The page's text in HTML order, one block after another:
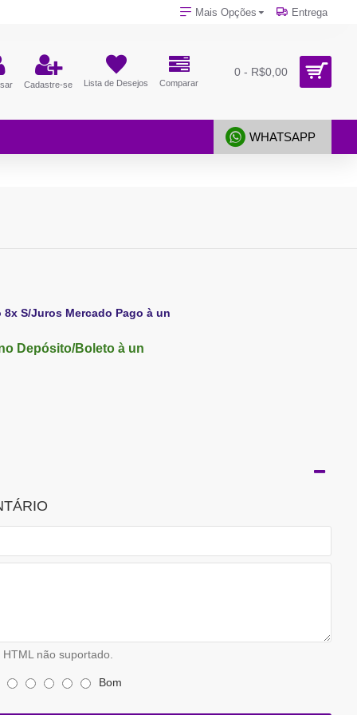
Mais Opções Entrega
Cadastre-se Lista de Desejos Comparar
0 - R$0,00
WHATSAPP
8x S/Juros Mercado Pago à un
Depósito/Boleto à un
HTML não suportado.
Bom